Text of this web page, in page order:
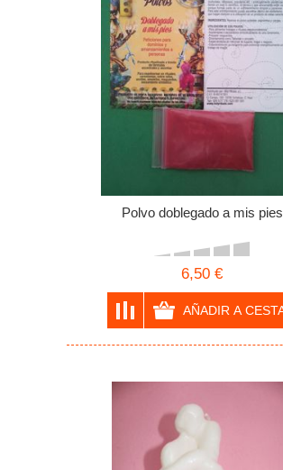
Polvo doblegado a mis pies
6,50 €